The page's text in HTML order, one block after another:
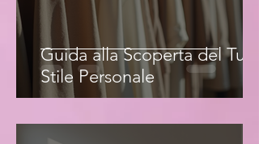
Guida alla Scoperta del Tuo
Stile Personale